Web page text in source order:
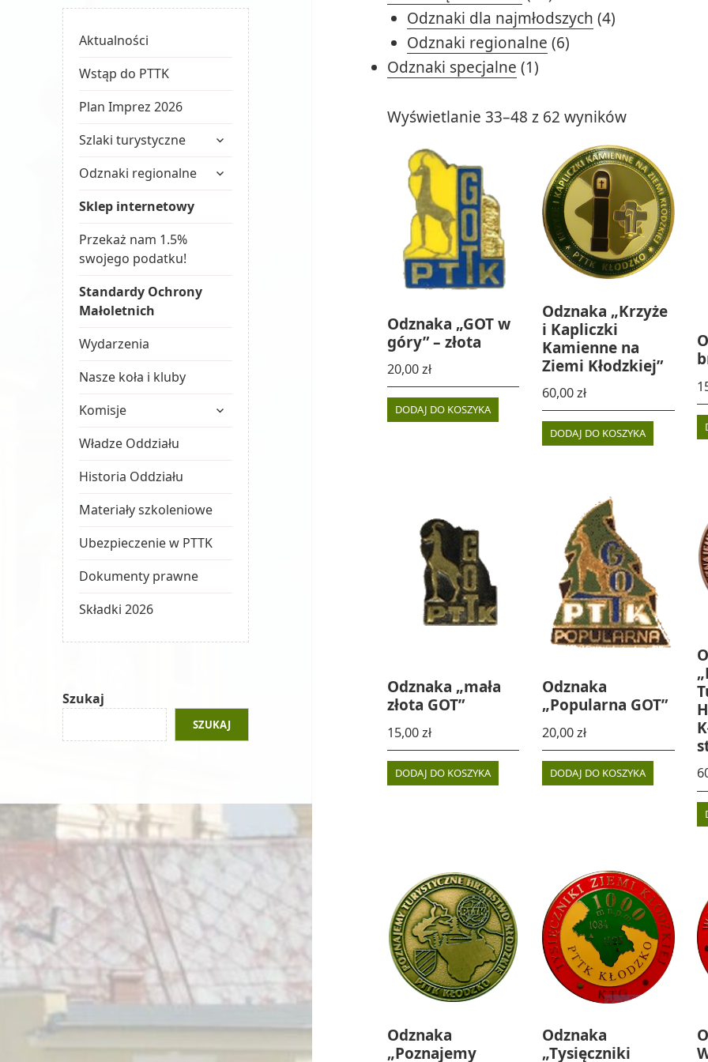
Aktualności
Wstąp do PTTK
Plan Imprez 2026
Szlaki turystyczne
rozwiń
menu
potomne
Odznaki regionalne
rozwiń
menu
potomne
Sklep internetowy
Przekaż nam 1.5%
swojego podatku!
Standardy Ochrony
Małoletnich
Wydarzenia
Nasze koła i kluby
Komisje
rozwiń
menu
potomne
Władze Oddziału
Historia Oddziału
Materiały szkoleniowe
Ubezpieczenie w PTTK
Dokumenty prawne
Składki 2026
Szukaj
SZUKAJ
produktów
Odznaki dla najmłodszych 44
Odznaki regionalne 66
Odznaki specjalne 11
Wyświetlanie 33–48 z 62 wyników
Odznaka „GOT w
góry” – złota
20,00zł
DODAJ DO KOSZYKA
Odznaka „Krzyże
i Kapliczki
Kamienne na
Ziemi Kłodzkiej”
60,00zł
DODAJ DO KOSZYKA
Odznaka „mała
złota GOT”
15,00zł
DODAJ DO KOSZYKA
Odznaka
„Popularna GOT”
20,00zł
DODAJ DO KOSZYKA
Odznaka
„Poznajemy
Odznaka
„Tysięczniki